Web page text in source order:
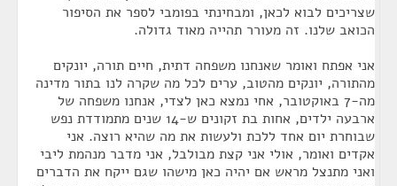
שצריכים לבוא לכאן, ומבחינתי בפומבי לספר את הסיפור
הכואב שלנו. זה מעורר תהייה מאוד גדולה.
אני אפתח ואומר שאנחנו משפחה דתית, חיים תורה, יונקים
מהתורה, יונקים מהטוב, ערים לכל מה שקרה לנו בתור מדינה
מה-7 באוקטובר, אחי נמצא כאן לצדי, אנחנו משפחה של
ארבעה ילדים, אחות בת זקונים ש-14 שנים מתמודדת נפש
שבוחרת יום אחד ללכת ולעשות את מה שהיא רוצה. אני
אקדים ואומר, אולי אני קצת מבולבל, אני מדבר מנהמת ליבי
ואני מתנצל מראש אם יהיה כאן מישהו שגם ייקח את הדברים